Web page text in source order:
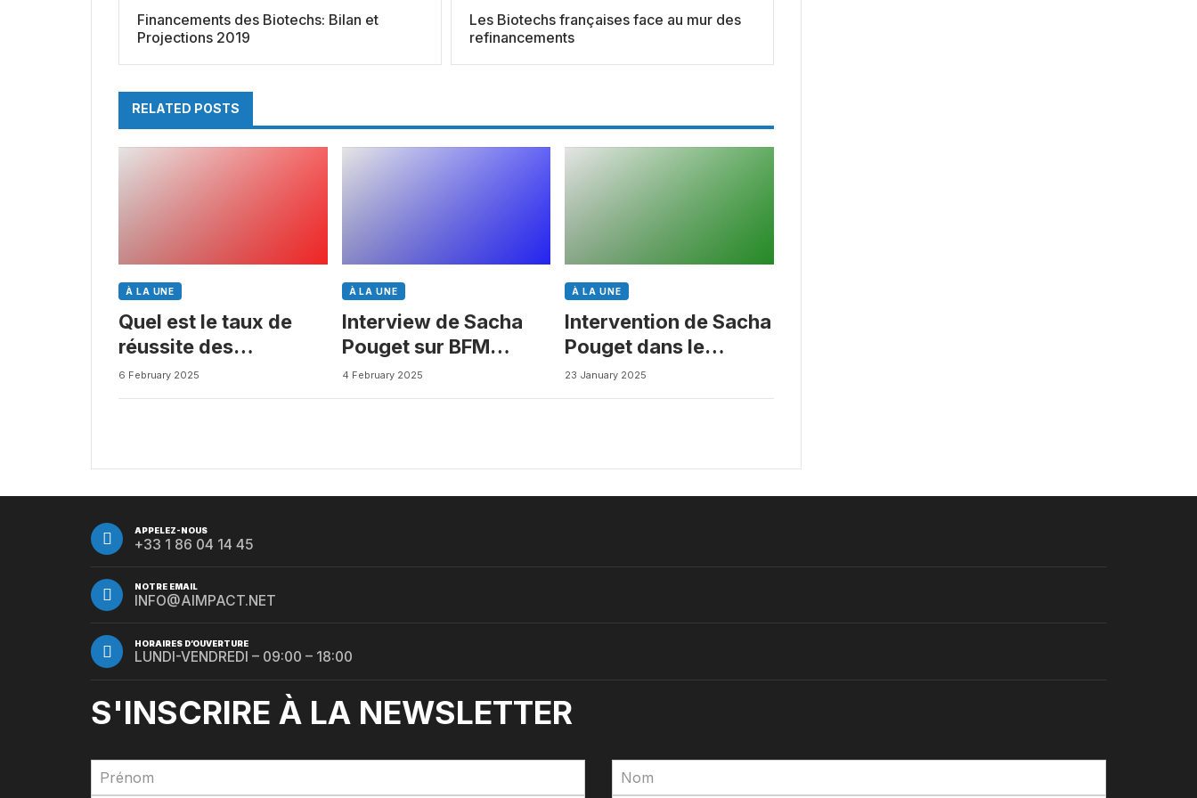
Financements des Biotechs: Bilan et
Projections 2019
Les Biotechs françaises face au mur des
refinancements
RELATED POSTS
À LA UNE
Quel est le taux de
réussite des
médicaments ? Une
étude intéressante
6 February 2025
À LA UNE
Interview de Sacha
Pouget sur BFM
Business
4 February 2025
À LA UNE
Intervention de Sacha
Pouget dans le
Journal des Biotechs
de Boursorama
23 January 2025
APPELEZ-NOUS
+33 1 86 04 14 45
NOTRE EMAIL
INFO@AIMPACT.NET
HORAIRES D’OUVERTURE
LUNDI-VENDREDI – 09:00 – 18:00
S'INSCRIRE À LA NEWSLETTER